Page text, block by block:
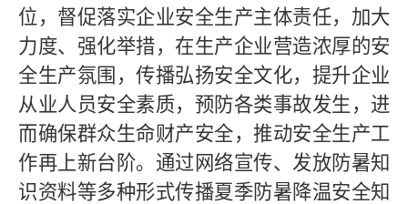
位，督促落实企业安全生产主体责任，加大
力度、强化举措，在生产企业营造浓厚的安
全生产氛围，传播弘扬安全文化，提升企业
从业人员安全素质，预防各类事故发生，进
而确保群众生命财产安全，推动安全生产工
作再上新台阶。通过网络宣传、发放防暑知
识资料等多种形式传播夏季防暑降温安全知